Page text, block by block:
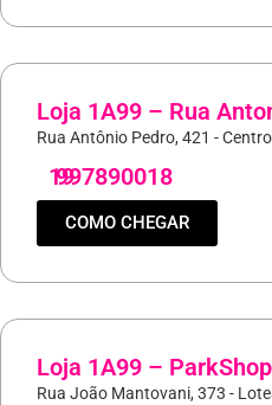
Loja 1A99 – Rua
Rua Antônio Pedro, 421 -
19
997890018
COMO CHEGAR
Loja 1A99 –
Rua João Mantovani, 373 -